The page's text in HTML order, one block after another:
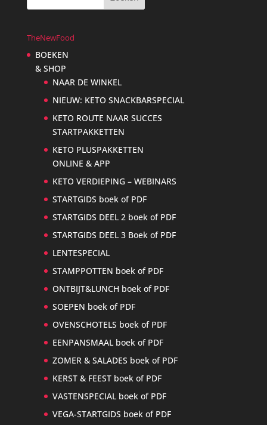
TheNewFood
BOEKEN
& SHOP
NAAR DE WINKEL
NIEUW: KETO SNACKBARSPECIAL
KETO ROUTE NAAR SUCCES
STARTPAKKETTEN
KETO PLUSPAKKETTEN
ONLINE & APP
KETO VERDIEPING – WEBINARS
STARTGIDS boek of PDF
STARTGIDS DEEL 2 boek of PDF
STARTGIDS DEEL 3 Boek of PDF
LENTESPECIAL
STAMPPOTTEN boek of PDF
ONTBIJT&LUNCH boek of PDF
SOEPEN boek of PDF
OVENSCHOTELS boek of PDF
EENPANSMAAL boek of PDF
ZOMER & SALADES boek of PDF
KERST & FEEST boek of PDF
VASTENSPECIAL boek of PDF
VEGA-STARTGIDS boek of PDF